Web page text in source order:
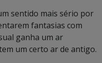
sentido mais sério por
fantasias com
ganha um ar
um certo ar de antigo.